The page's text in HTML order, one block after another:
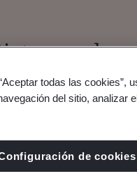
de
para gestionar
todas las cookies”,
del sitio, analizar
de cookies